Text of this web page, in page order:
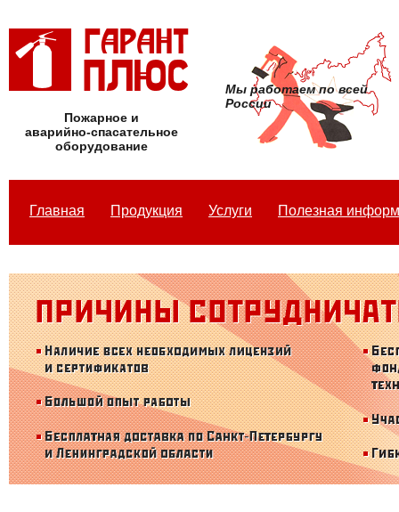
Пожарное и
аварийно-спасательное
оборудование
Мы работаем по всей
России
Главная Продукция Услуги Полезная